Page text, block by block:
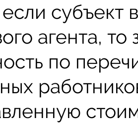
субъект
агента,
по